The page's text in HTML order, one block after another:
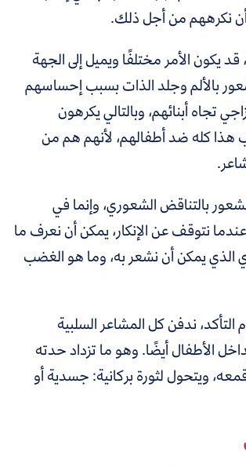
نكرههم من أجل ذلك.
قد يكون الأمر مختلفًا ويميل إلى الجهة
بالألم وجلد الذات بسبب إحساسهم
تجاه أبنائهم، وبالتالي يكرهون
هذا كله ضد أطفالهم، لأنهم هم من
بالتناقض الشعوري، وإنما في
عندما نتوقف عن الإنكار، يمكن أن نعرف ما
الذي يمكن أن نشعر به، وما هو الغضب
ندفن كل المشاعر السلبية
الأطفال أيضًا. وهو ما تزداد حدته
ويتحول لثورة بركانية: جسدية أو